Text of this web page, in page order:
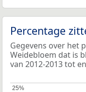
Percentage
Gegevens over het
Weidebloem dat is
van 2012-2013 tot
25%
25%